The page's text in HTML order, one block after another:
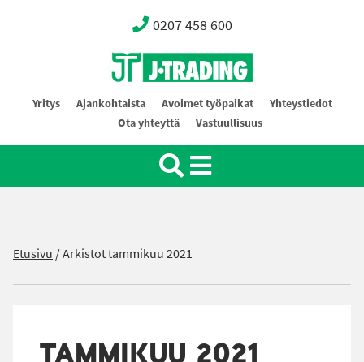
0207 458 600
Oy J-Trading Ab
Yritys Ajankohtaista Avoimet työpaikat
Yhteystiedot
Ota yhteyttä
Vastuullisuus
Etusivu /Arkistot tammikuu 2021
TAMMIKUU 2021